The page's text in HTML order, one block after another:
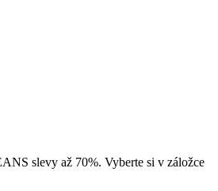
slevy až 70%. Vyberte si v záložce